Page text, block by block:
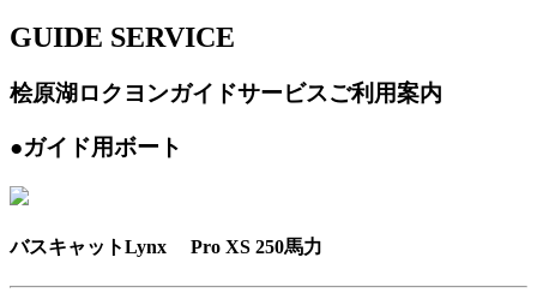
GUIDE SERVICE
桧原湖ロクヨンガイドサービスご利用案内
●ガイド用ボート
バスキャットLynx Pro XS 250馬力